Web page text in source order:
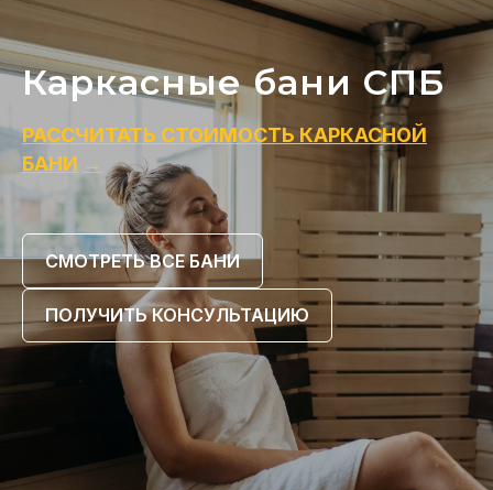
Каркасные бани СПБ
РАССЧИТАТЬ СТОИМОСТЬ КАРКАСНОЙ
БАНИ →
СМОТРЕТЬ ВСЕ БАНИ
ПОЛУЧИТЬ КОНСУЛЬТАЦИЮ